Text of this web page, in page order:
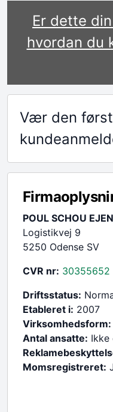
Er dette
hvordan du
Vær den
POUL SCHOU
Logistikvej 9
5250 Odense SV
CVR nr: 30355652
Driftsstatus:
Etableret i: 2007
Virksomhedsform:
Antal ansatte: Ikke
Momsregistreret: